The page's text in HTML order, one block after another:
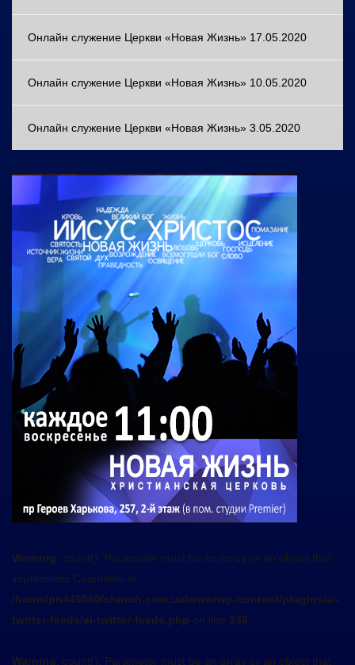
Онлайн служение Церкви «Новая Жизнь» 17.05.2020
Онлайн служение Церкви «Новая Жизнь» 10.05.2020
Онлайн служение Церкви «Новая Жизнь» 3.05.2020
Warning: count(): Parameter must be an array or an object that
implements Countable in
/home/pn449560/church.com.ua/www/wp-content/plugins/ai-
twitter-feeds/ai-twitter-feeds.php on line 336
Warning: count(): Parameter must be an array or an object that